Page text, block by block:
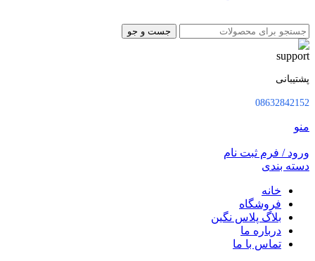
جست و جو
پشتیبانی
08632842152
منو
ورود / فرم ثبت نام
دسته بندی
خانه
فروشگاه
بلاگ پلاس نگین
درباره ما
تماس با ما